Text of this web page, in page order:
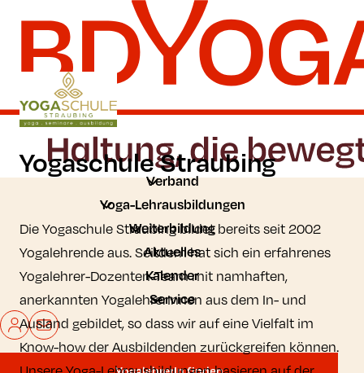
Zum Hauptinhalt der Seite springen
Zur Startseite navigieren
Verband
Yoga-Lehrausbildungen
Weiterbildung
Aktuelles
Kalender
Service
Mein BDYoga
Kontakt
Yogaschule Straubing
Die Yogaschule Straubing bildet bereits seit 2002
Yogalehrende aus. Seitdem hat sich ein erfahrenes
Yogalehrer-Dozenten-Team mit namhaften,
anerkannten YogalehrerInnen aus dem In- und
Ausland gebildet, so dass wir auf eine Vielfalt im
Know-how der Ausbildenden zurückgreifen können.